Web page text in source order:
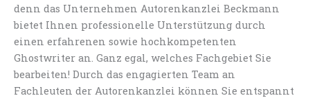
denn das Unternehmen Autorenkanzlei Beckmann
bietet Ihnen professionelle Unterstützung durch
einen erfahrenen sowie hochkompetenten
Ghostwriter an. Ganz egal, welches Fachgebiet Sie
bearbeiten! Durch das engagierten Team an
Fachleuten der Autorenkanzlei können Sie entspannt